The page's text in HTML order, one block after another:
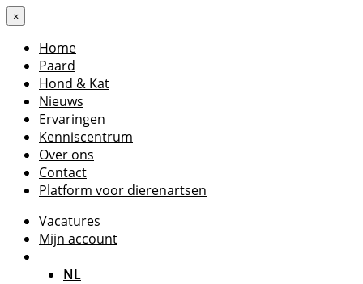
×
Home
Paard
Hond & Kat
Nieuws
Ervaringen
Kenniscentrum
Over ons
Contact
Platform voor dierenartsen
Vacatures
Mijn account
NL